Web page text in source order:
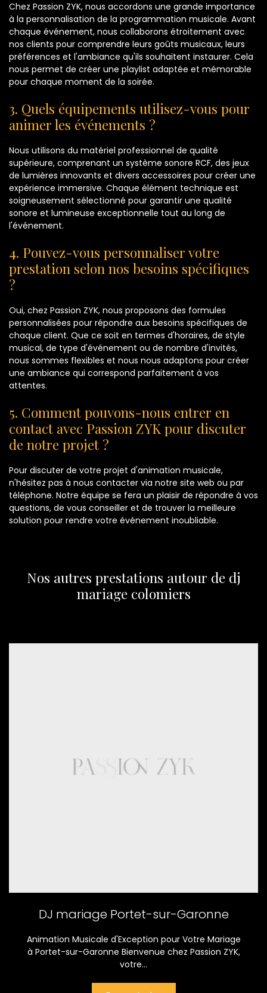
Chez Passion ZYK, nous accordons une grande importance
à la personnalisation de la programmation musicale. Avant
chaque événement, nous collaborons étroitement avec
nos clients pour comprendre leurs goûts musicaux, leurs
préférences et l'ambiance qu'ils souhaitent instaurer. Cela
nous permet de créer une playlist adaptée et mémorable
pour chaque moment de la soirée.
3. Quels équipements utilisez-vous pour
animer les événements ?
Nous utilisons du matériel professionnel de qualité
supérieure, comprenant un système sonore RCF, des jeux
de lumières innovants et divers accessoires pour créer une
expérience immersive. Chaque élément technique est
soigneusement sélectionné pour garantir une qualité
sonore et lumineuse exceptionnelle tout au long de
l'événement.
4. Pouvez-vous personnaliser votre
prestation selon nos besoins spécifiques
?
Oui, chez Passion ZYK, nous proposons des formules
personnalisées pour répondre aux besoins spécifiques de
chaque client. Que ce soit en termes d'horaires, de style
musical, de type d'événement ou de nombre d'invités,
nous sommes flexibles et nous nous adaptons pour créer
une ambiance qui correspond parfaitement à vos
attentes.
5. Comment pouvons-nous entrer en
contact avec Passion ZYK pour discuter
de notre projet ?
Pour discuter de votre projet d'animation musicale,
n'hésitez pas à nous contacter via notre site web ou par
téléphone. Notre équipe se fera un plaisir de répondre à vos
questions, de vous conseiller et de trouver la meilleure
solution pour rendre votre événement inoubliable.
Nos autres prestations autour de dj
mariage colomiers
DJ mariage Portet-sur-Garonne
Animation Musicale d'Exception pour Votre Mariage
à Portet-sur-Garonne Bienvenue chez Passion ZYK,
votre...